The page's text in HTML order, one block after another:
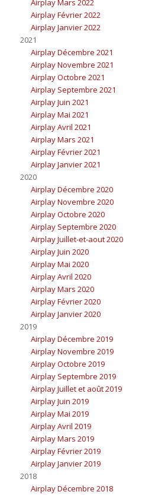
Airplay Mars 2022
Airplay Février 2022
Airplay Janvier 2022
2021
Airplay Décembre 2021
Airplay Novembre 2021
Airplay Octobre 2021
Airplay Septembre 2021
Airplay Juin 2021
Airplay Mai 2021
Airplay Avril 2021
Airplay Mars 2021
Airplay Février 2021
Airplay Janvier 2021
2020
Airplay Décembre 2020
Airplay Novembre 2020
Airplay Octobre 2020
Airplay Septembre 2020
Airplay Juillet-et-aout 2020
Airplay Juin 2020
Airplay Mai 2020
Airplay Avril 2020
Airplay Mars 2020
Airplay Février 2020
Airplay Janvier 2020
2019
Airplay Décembre 2019
Airplay Novembre 2019
Airplay Octobre 2019
Airplay Septembre 2019
Airplay Juillet et août 2019
Airplay Juin 2019
Airplay Mai 2019
Airplay Avril 2019
Airplay Mars 2019
Airplay Février 2019
Airplay Janvier 2019
2018
Airplay Décembre 2018